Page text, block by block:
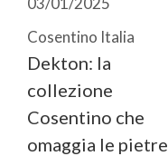
Cosentino Italia
Dekton: la
collezione
Cosentino che
omaggia le pietre